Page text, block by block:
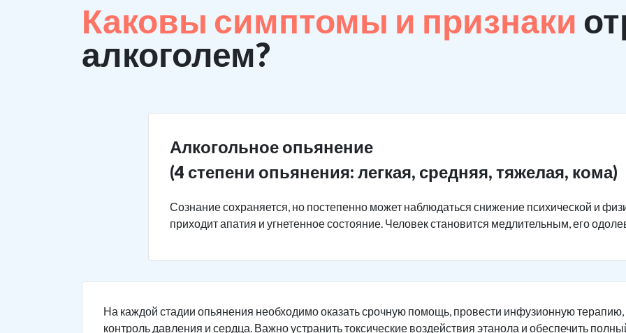
Каковы симптомы и признаки
алкоголем?
Алкогольное опьянение
(4 степени опьянения: легкая, средняя, тяжелая, кома)
Сознание сохраняется, но постепенно может наблюдаться снижение психической и
приходит апатия и угнетенное состояние. Человек становится медлительным, его
На каждой стадии опьянения необходимо оказать срочную помощь, провести инфузионную
контроль давления и сердца. Важно устранить токсические воздействия этанола и обеспечить